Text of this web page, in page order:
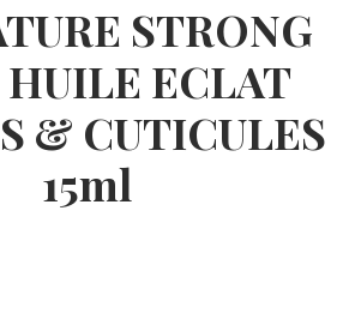
STRONG
HUILE ECLAT
& CUTICULES
15ml